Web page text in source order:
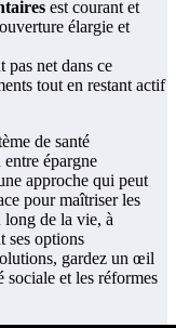
est courant et
élargie et
pas net dans ce
tout en restant actif
de santé
épargne
approche qui peut
pour maîtriser les
long de la vie, à
ses options
gardez un œil
sociale et les réformes